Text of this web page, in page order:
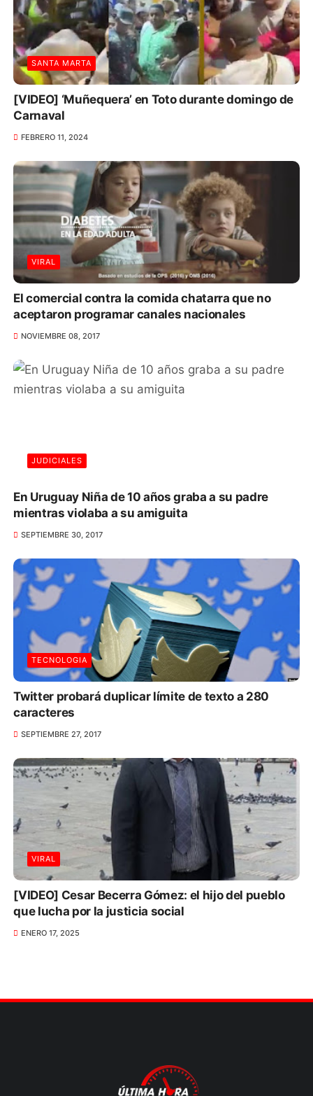
SANTA MARTA
[VIDEO] ‘Muñequera’ en Toto durante domingo de
Carnaval
FEBRERO 11, 2024
VIRAL
El comercial contra la comida chatarra que no
aceptaron programar canales nacionales
NOVIEMBRE 08, 2017
JUDICIALES
En Uruguay Niña de 10 años graba a su padre
mientras violaba a su amiguita
SEPTIEMBRE 30, 2017
TECNOLOGIA
Twitter probará duplicar límite de texto a 280
caracteres
SEPTIEMBRE 27, 2017
VIRAL
[VIDEO] Cesar Becerra Gómez: el hijo del pueblo
que lucha por la justicia social
ENERO 17, 2025